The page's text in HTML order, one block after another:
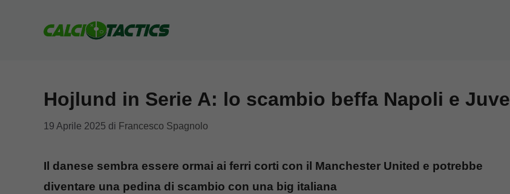
Hojlund in Serie A: lo scambio beffa Napoli e Juve
19 Aprile 2025 di Francesco Spagnolo
Il danese sembra essere ormai ai ferri corti con il Manchester United e potrebbe
diventare una pedina di scambio con una big italiana